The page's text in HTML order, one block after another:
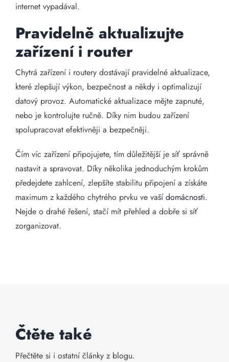
internet vypadával.
Pravidelně aktualizujte
zařízení i router
Chytrá zařízení i routery dostávají pravidelné aktualizace,
které zlepšují výkon, bezpečnost a někdy i optimalizují
datový provoz. Automatické aktualizace mějte zapnuté,
nebo je kontrolujte ručně. Díky nim budou zařízení
spolupracovat efektivněji a bezpečněji.
Čím víc zařízení připojujete, tím důležitější je síť správně
nastavit a spravovat. Díky několika jednoduchým krokům
předejdete zahlcení, zlepšíte stabilitu připojení a získáte
maximum z každého chytrého prvku ve vašídomácnosti.
Nejde o drahé řešení, stačí mít přehled a dobře si síť
zorganizovat.
Čtěte také
Přečtěte si i ostatní články z blogu.